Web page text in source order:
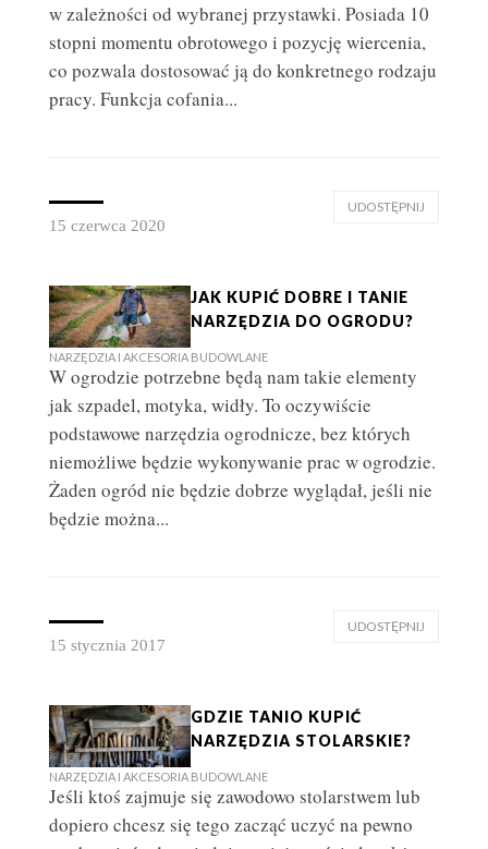
w zależności od wybranej przystawki. Posiada 10
stopni momentu obrotowego i pozycję wiercenia,
co pozwala dostosować ją do konkretnego rodzaju
pracy. Funkcja cofania...
15 czerwca 2020
UDOSTĘPNIJ
JAK KUPIĆ DOBRE I TANIE
NARZĘDZIA DO OGRODU?
NARZĘDZIA I AKCESORIA BUDOWLANE
W ogrodzie potrzebne będą nam takie elementy
jak szpadel, motyka, widły. To oczywiście
podstawowe narzędzia ogrodnicze, bez których
niemożliwe będzie wykonywanie prac w ogrodzie.
Żaden ogród nie będzie dobrze wyglądał, jeśli nie
będzie można...
15 stycznia 2017
UDOSTĘPNIJ
GDZIE TANIO KUPIĆ
NARZĘDZIA STOLARSKIE?
NARZĘDZIA I AKCESORIA BUDOWLANE
Jeśli ktoś zajmuje się zawodowo stolarstwem lub
dopiero chcesz się tego zacząć uczyć na pewno